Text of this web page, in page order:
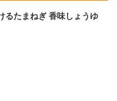
るたまねぎ 香味しょうゆ